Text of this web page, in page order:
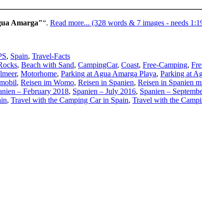
Amarga" . Read more... (328 words & 7 images - needs
, Spain, Travel-Facts
, Beach with Sand, CampingCar, Coast, Free-Camping,
, Motorhome, Parking at Agua Amarga Playa, Parking at
, Reisen im Womo, Reisen in Spanien, Reisen in Spanien
– February 2018, Spanien – July 2016, Spanien –
, Travel with the Camping Car in Spain, Travel with the